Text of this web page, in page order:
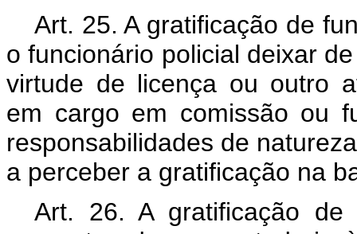
Art. 25. A gratificação de
o funcionário policial deixar
virtude de licença ou outro
em cargo em comissão ou
responsabilidades de
a perceber a gratificação na
Art. 26. A gratificação de